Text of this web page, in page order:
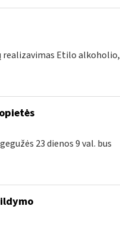
Etilo alkoholio,
23 dienos 9 val. bus